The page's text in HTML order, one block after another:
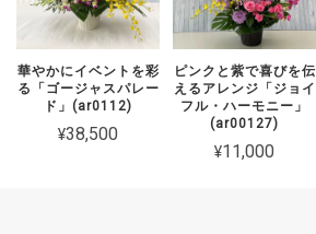
華やかにイベントを彩
る「ゴージャスパレー
ド」(ar0112)
¥38,500
ピンクと紫で喜びを伝
えるアレンジ「ジョイ
フル・ハーモニー」
(ar00127)
¥11,000